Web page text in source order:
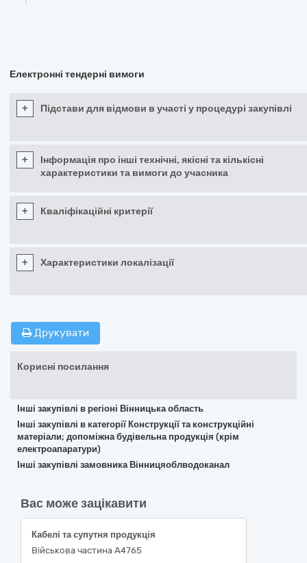
Електронні тендерні вимоги
+ Підстави для відмови в участі у процедурі закупівлі
+
Інформація про інші технічні, якісні та кількісні
характеристики та вимоги до учасника
+ Кваліфікаційні критерії
+ Характеристики локалізації
Друкувати
Корисні посилання
Інші закупівлі в регіоні Вінницька область
Інші закупівлі в категорії Конструкції та конструкційні
матеріали; допоміжна будівельна продукція (крім
електроапаратури)
Інші закупівлі замовника Вінницяоблводоканал
Вас може зацікавити
Кабелі та супутня продукція
Військова частина А4765